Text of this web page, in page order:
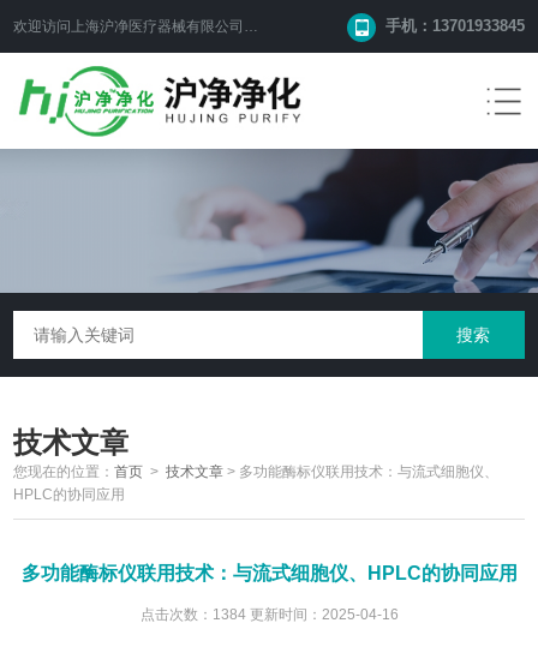
欢迎访问上海沪净医疗器械有限公司网站！ 手机：13701933845
技术文章
您现在的位置：首页 >技术文章 > 多功能酶标仪联用技术：与流式细胞仪、
HPLC的协同应用
多功能酶标仪联用技术：与流式细胞仪、HPLC的协同应用
点击次数：1384 更新时间：2025-04-16